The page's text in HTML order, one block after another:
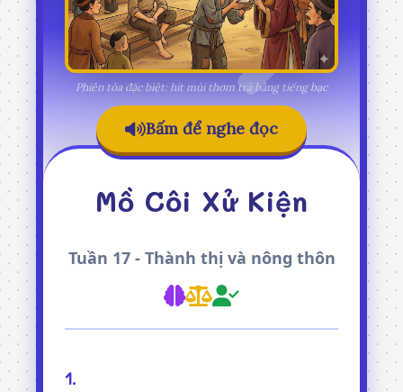
Phiên tòa đặc biệt: hít mùi thơm trả bằng tiếng bạc
Bấm để nghe đọc
Mồ Côi Xử Kiện
Tuần 17 - Thành thị và nông thôn
1.